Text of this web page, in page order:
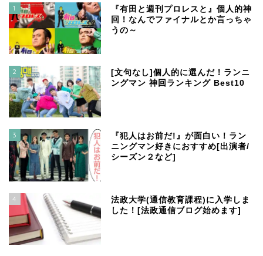
1
『有田と週刊プロレスと』個人的神
回！なんでファイナルとか言っちゃ
うの～
2
[文句なし]個人的に選んだ！ランニ
ングマン 神回ランキング Best10
3
『犯人はお前だ!』が面白い！ラン
ニングマン好きにおすすめ[出演者/
シーズン２など]
4
法政大学(通信教育課程)に入学しま
した！[法政通信ブログ始めます]